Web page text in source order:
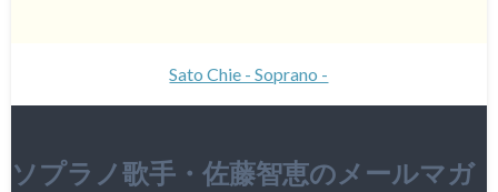
Sato Chie - Soprano -
ソプラノ歌手・佐藤智恵のメールマガ